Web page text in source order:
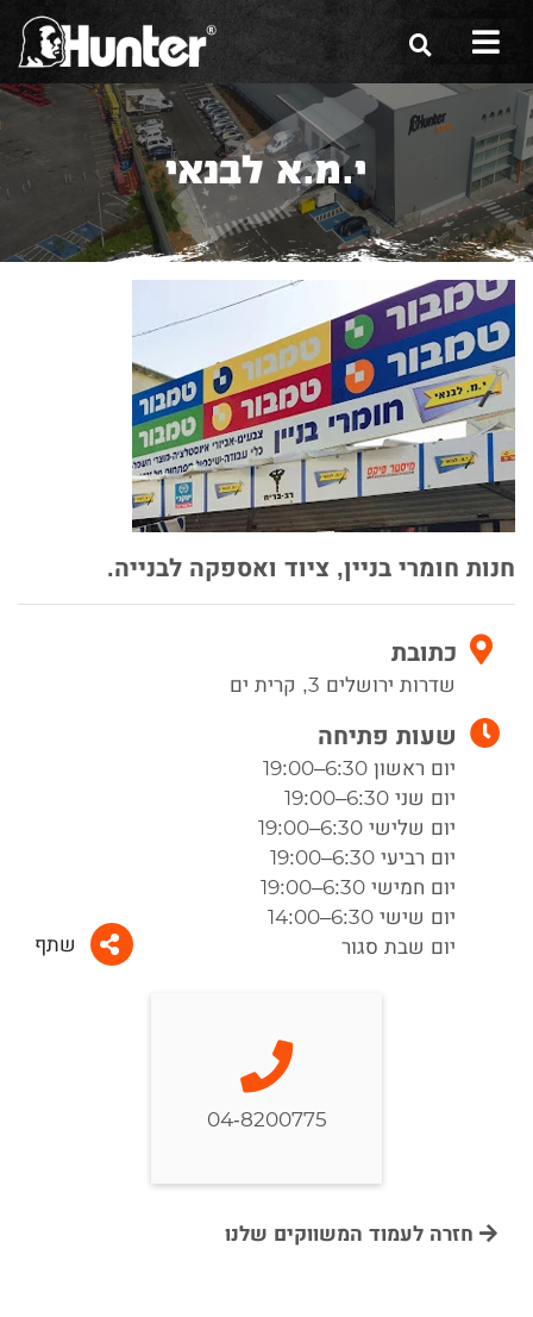
הסיפור שלנו
הכלים שלנו
תערוכות
משווקים
מגזין
שירות ואחריות
צור קשר
י.מ.א לבנאי
חנות חומרי בניין, ציוד ואספקה לבנייה.
כתובת
שדרות ירושלים 3, קרית ים
שעות פתיחה
יום ראשון 6:30–19:00
יום שני 6:30–19:00
יום שלישי 6:30–19:00
יום רביעי 6:30–19:00
יום חמישי 6:30–19:00
יום שישי 6:30–14:00
יום שבת סגור
שתף
04-8200775
חזרה לעמוד המשווקים שלנו